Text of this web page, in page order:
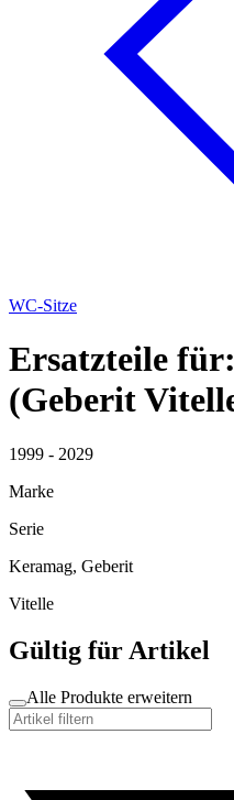
WC-Sitze
Ersatzteile
(Geberit
1999 - 2029
Marke
Serie
Keramag, Geberit
Vitelle
Gültig für Artikel
Alle Produkte erweitern